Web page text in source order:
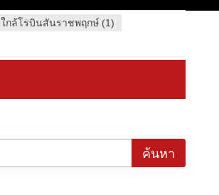
ใกล้โรบินสันราชพฤกษ์ (1)